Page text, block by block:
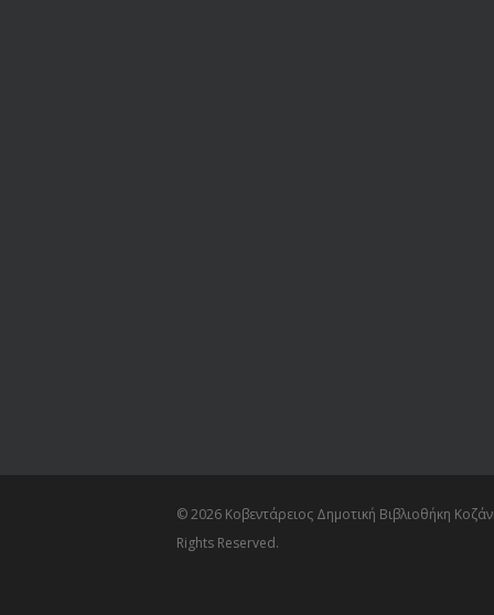
© 2026 Κοβεντάρειος Δημοτική Βιβλιοθήκη
Rights Reserved.